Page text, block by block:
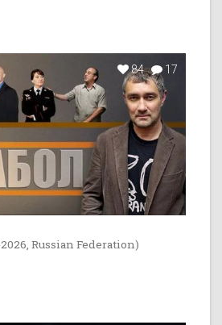
84 17
Russian Federation)